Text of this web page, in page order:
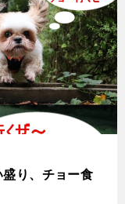
り、チョー食